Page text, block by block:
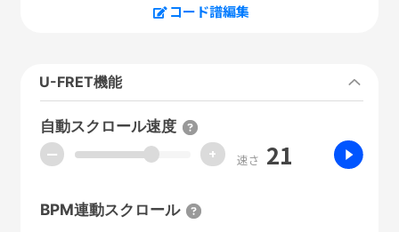
コード譜編集
U-FRET機能
自動スクロール速度
ー + 速さ 21
BPM連動スクロール